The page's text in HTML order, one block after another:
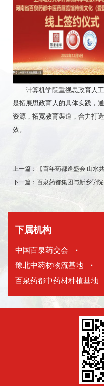
计算机学院重视思政育人工
是拓展思政育人的具体实践，
资源，拓宽教育渠道，合力打
效。
上一篇：
【百年药都逢盛会 山水
下一篇： 百泉药都集团与新乡学
下属机构
中国百泉药交会 ·
豫北中药材物流基地 ·
百泉药都中药材种植基地